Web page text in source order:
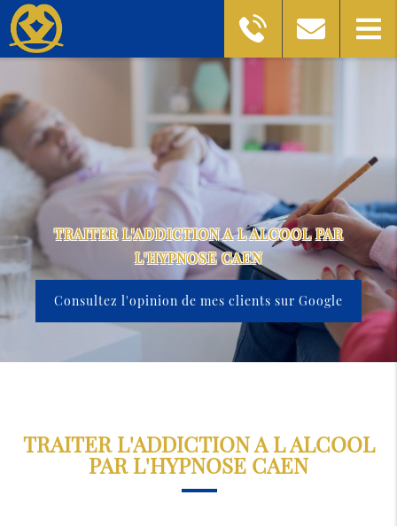
TRAITER L'ADDICTION A L ALCOOL PAR
L'HYPNOSE CAEN
Consultez l'opinion de mes clients sur Google
TRAITER L'ADDICTION A L ALCOOL
PAR L'HYPNOSE CAEN